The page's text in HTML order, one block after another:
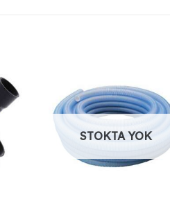
STOKTA YOK